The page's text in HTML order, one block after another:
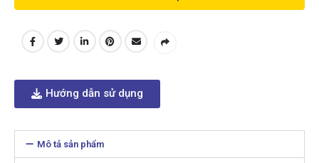
Hướng dẫn sử dụng
Mô tả sản phẩm